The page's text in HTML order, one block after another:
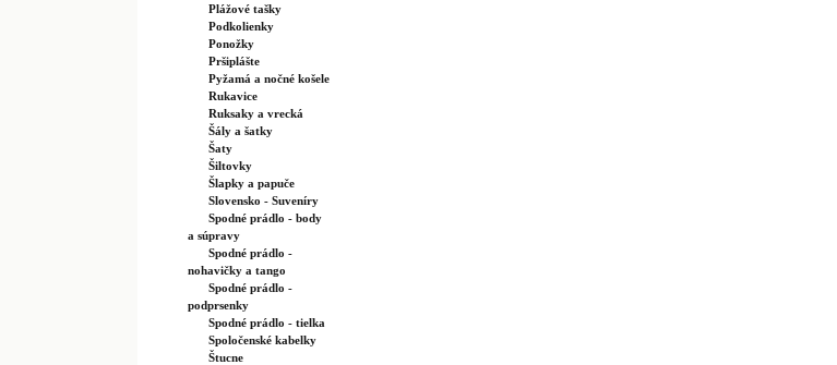
Plážové tašky
Podkolienky
Ponožky
Pršiplášte
Pyžamá a nočné košele
Rukavice
Ruksaky a vrecká
Šály a šatky
Šaty
Šiltovky
Šlapky a papuče
Slovensko - Suveníry
Spodné prádlo - body
a súpravy
Spodné prádlo -
nohavičky a tango
Spodné prádlo -
podprsenky
Spodné prádlo - tielka
Spoločenské kabelky
Štucne